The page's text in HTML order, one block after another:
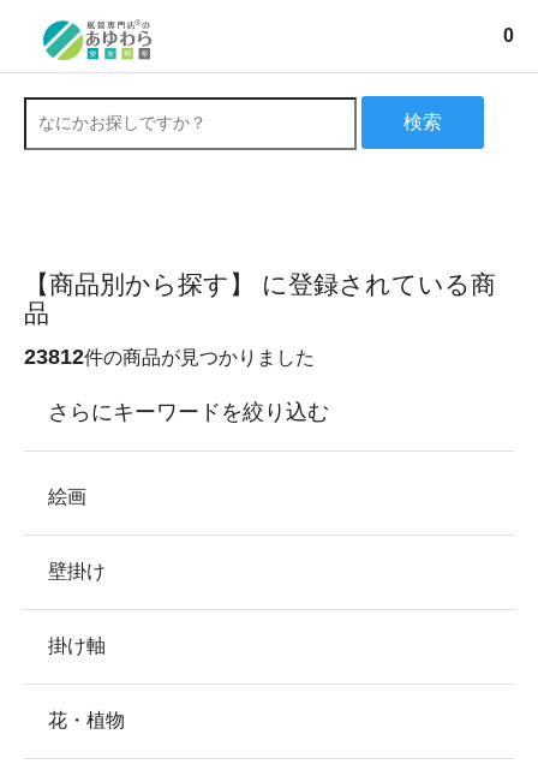
0
検索
【商品別から探す】 に登録されている商
品
23812件の商品が見つかりました
さらにキーワードを絞り込む
絵画
壁掛け
掛け軸
花・植物